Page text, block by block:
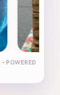
- POWERED